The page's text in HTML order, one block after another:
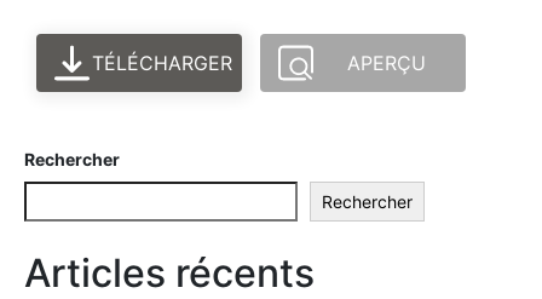
TÉLÉCHARGER APERÇU
Rechercher
Rechercher
Articles récents